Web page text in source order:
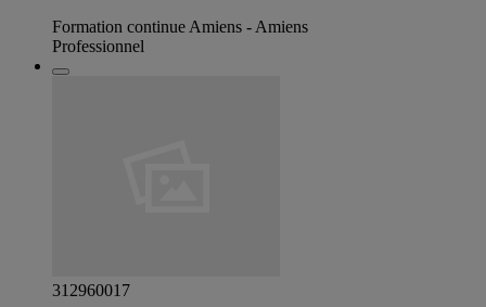
Formation continue Amiens - Amiens
Professionnel
312960017